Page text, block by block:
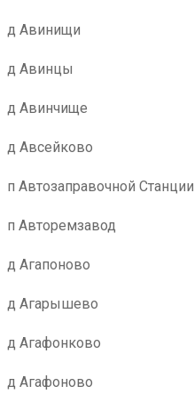
д Авинищи
д Авинцы
д Авинчище
д Авсейково
п Автозаправочной Станции
п Авторемзавод
д Агапоново
д Агарышево
д Агафонково
д Агафоново